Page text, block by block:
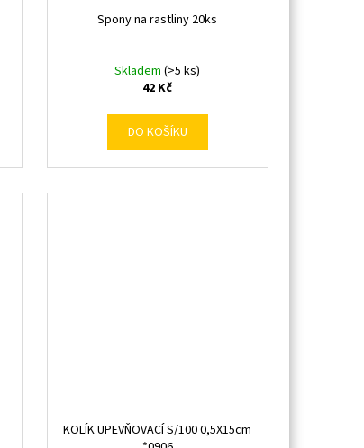
Spony na rastliny 20ks
Skladem(>5 ks)
42 Kč
DO KOŠÍKU
KOLÍK UPEVŇOVACÍ S/100 0,5X15cm